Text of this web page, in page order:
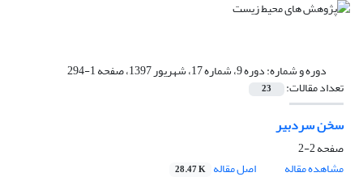
دوره و شماره:دوره 9، شماره 17، شهریور 1397، صفحه 1-294
تعداد مقالات: 23
سخن سردبیر
صفحه2-2
مشاهده مقاله
اصل مقاله 28.47 K